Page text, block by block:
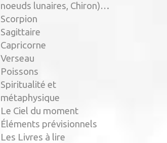
noeuds lunaires, Chiron)…
Scorpion
Sagittaire
Capricorne
Verseau
Poissons
Spiritualité et
métaphysique
Le Ciel du moment
Éléments prévisionnels
Les Livres à lire